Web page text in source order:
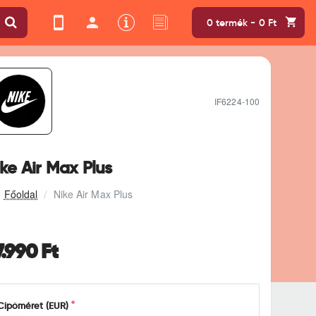
0 termék - 0 Ft
Nike Air Max Plus
Air Max Plus
IF6224-100
Ft
(EUR)